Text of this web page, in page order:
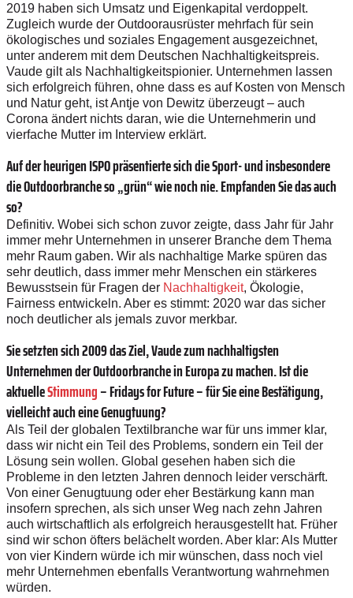
2019 haben sich Umsatz und Eigenkapital verdoppelt.
Zugleich wurde der Outdoorausrüster mehrfach für sein
ökologisches und soziales Engagement ausgezeichnet,
unter anderem mit dem Deutschen Nachhaltigkeitspreis.
Vaude gilt als Nachhaltigkeits­pionier. Unternehmen lassen
sich erfolgreich führen, ohne dass es auf Kosten von Mensch
und Natur geht, ist Antje von Dewitz überzeugt – auch
Corona ändert nichts daran, wie die Unternehmerin und
vierfache Mutter im Interview erklärt.
Auf der heurigen ISPO präsentierte sich die Sport- und insbesondere
die Outdoorbranche so „grün“ wie noch nie. Empfanden Sie das auch
so?
Definitiv. Wobei sich schon zuvor zeigte, dass Jahr für Jahr
immer mehr Unternehmen in unserer Branche dem Thema
mehr Raum gaben. Wir als nachhaltige Marke spüren das
sehr deutlich, dass immer mehr Menschen ein stärkeres
Bewusstsein für Fragen der Nachhaltigkeit, Ökologie,
Fairness entwickeln. Aber es stimmt: 2020 war das sicher
noch deutlicher als jemals zuvor merkbar.
Sie setzten sich 2009 das Ziel, Vaude zum nachhaltigsten
Unternehmen der Outdoorbranche in Europa zu machen. Ist die
aktuelleStimmung– Fridays for Future – für Sie eine Bestätigung,
vielleicht auch eine Genugtuung?
Als Teil der globalen Textilbranche war für uns immer klar,
dass wir nicht ein Teil des Problems, sondern ein Teil der
Lösung sein wollen. Global gesehen haben sich die
Probleme in den letzten Jahren dennoch leider verschärft.
Von einer Genugtuung oder eher Bestärkung kann man
insofern sprechen, als sich unser Weg nach zehn Jahren
auch wirtschaftlich als erfolgreich herausgestellt hat. Früher
sind wir schon öfters belächelt worden. Aber klar: Als Mutter
von vier Kindern würde ich mir wünschen, dass noch viel
mehr Unternehmen ebenfalls Verantwortung wahrnehmen
würden.